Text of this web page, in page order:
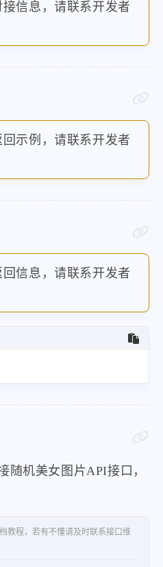
信息，请联系开发者
示例，请联系开发者
信息，请联系开发者
随机美女图片API接口，
教程，若有不懂请及时联系接口维